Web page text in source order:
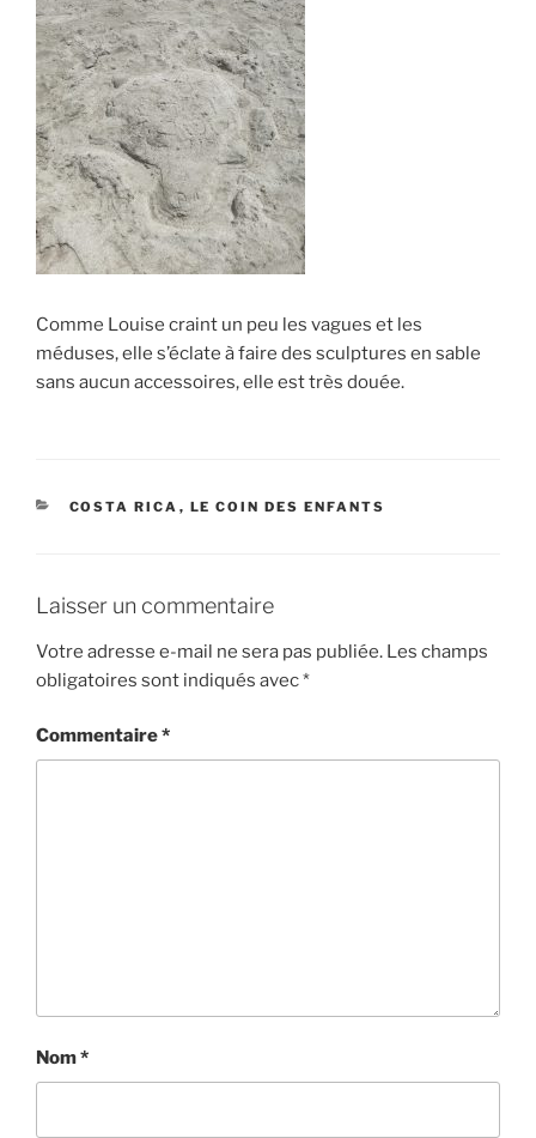
Comme Louise craint un peu les vagues et les
méduses, elle s’éclate à faire des sculptures en sable
sans aucun accessoires, elle est très douée.
CATÉGORIES
COSTA RICA , LE COIN DES ENFANTS
Laisser un commentaire
Votre adresse e-mail ne sera pas publiée. Les champs
obligatoires sont indiqués avec*
Commentaire*
Nom*